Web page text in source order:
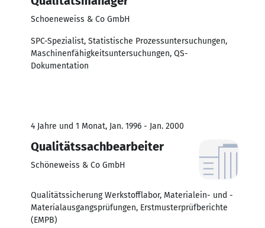
Schoeneweiss & Co GmbH
SPC-Spezialist, Statistische Prozessuntersuchungen,
Maschinenfähigkeitsuntersuchungen, QS-
Dokumentation
4 Jahre und 1 Monat, Jan. 1996 - Jan. 2000
Qualitätssachbearbeiter
Schöneweiss & Co GmbH
Qualitätssicherung Werkstofflabor, Materialein- und -
Materialausgangsprüfungen, Erstmusterprüfberichte
(EMPB)